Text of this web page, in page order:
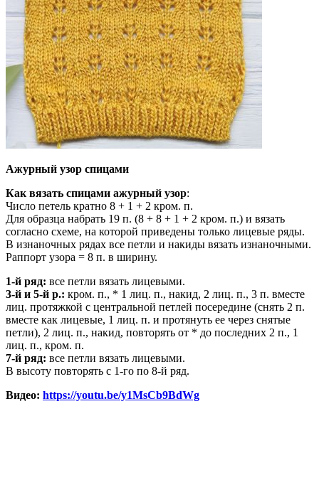
Ажурный узор спицами
Как вязать спицами ажурный узор:
Число петель кратно 8 + 1 + 2 кром. п.
Для образца набрать 19 п. (8 + 8 + 1 + 2 кром. п.) и вязать
согласно схеме, на которой приведены только лицевые ряды.
В изнаночных рядах все петли и накиды вязать изнаночными.
Раппорт узора = 8 п. в ширину.
1-й ряд: все петли вязать лицевыми.
3-й и 5-й р.: кром. п., * 1 лиц. п., накид, 2 лиц. п., 3 п. вместе
лиц. протяжкой с центральной петлей посередине (снять 2 п.
вместе как лицевые, 1 лиц. п. и протянуть ее через снятые
петли), 2 лиц. п., накид, повторять от * до последних 2 п., 1
лиц. п., кром. п.
7-й ряд: все петли вязать лицевыми.
В высоту повторять с 1-го по 8-й ряд.
Видео: https://youtu.be/y1MsCb9BdWg